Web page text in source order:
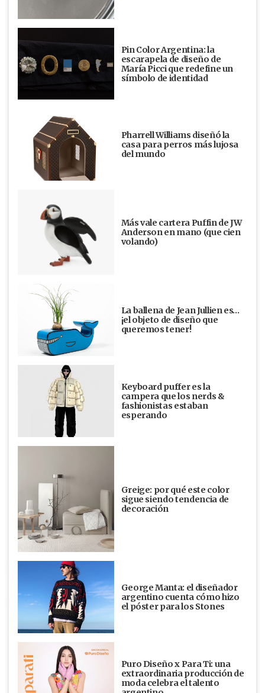
Pin Color Argentina: la
escarapela de diseño de
María Picci que redefine un
símbolo de identidad
Pharrell Williams diseñó la
casa para perros más lujosa
del mundo
Más vale cartera Puffin de JW
Anderson en mano (que cien
volando)
La ballena de Jean Jullien es…
¡el objeto de diseño que
queremos tener!
Keyboard puffer es la
campera que los nerds &
fashionistas estaban
esperando
Greige: por qué este color
sigue siendo tendencia de
decoración
George Manta: el diseñador
argentino cuenta cómo hizo
el póster para los Stones
Puro Diseño x Para Ti: una
extraordinaria producción de
moda celebra el talento